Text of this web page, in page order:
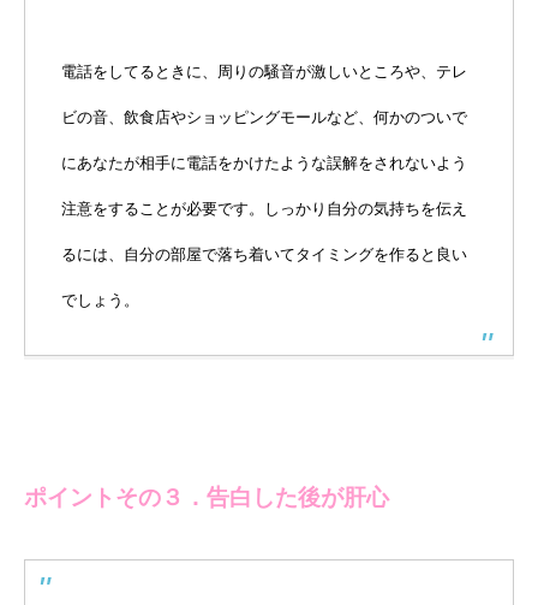
電話をしてるときに、周りの騒音が激しいところや、テレ
ビの音、飲食店やショッピングモールなど、何かのついで
にあなたが相手に電話をかけたような誤解をされないよう
注意をすることが必要です。しっかり自分の気持ちを伝え
るには、自分の部屋で落ち着いてタイミングを作ると良い
でしょう。
ポイントその３．告白した後が肝心